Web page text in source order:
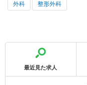
外科 整形外科
最近見た求人